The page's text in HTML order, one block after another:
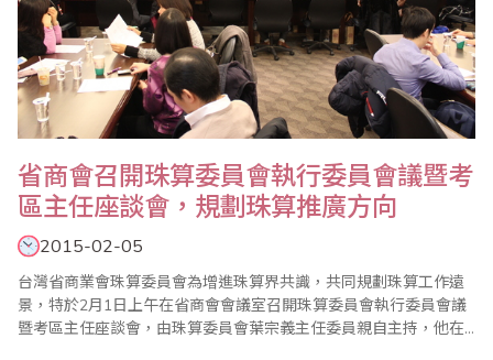
省商會召開珠算委員會執行委員會議暨考
區主任座談會，規劃珠算推廣方向
2015-02-05
台灣省商業會珠算委員會為增進珠算界共識，共同規劃珠算工作遠
景，特於2月1日上午在省商會會議室召開珠算委員會執行委員會議
暨考區主任座談會，由珠算委員會葉宗義主任委員親自主持，他在